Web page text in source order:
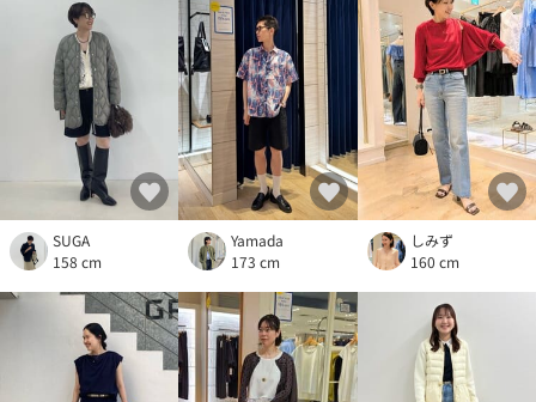
SUGA
158 cm
Yamada
173 cm
しみず
160 cm